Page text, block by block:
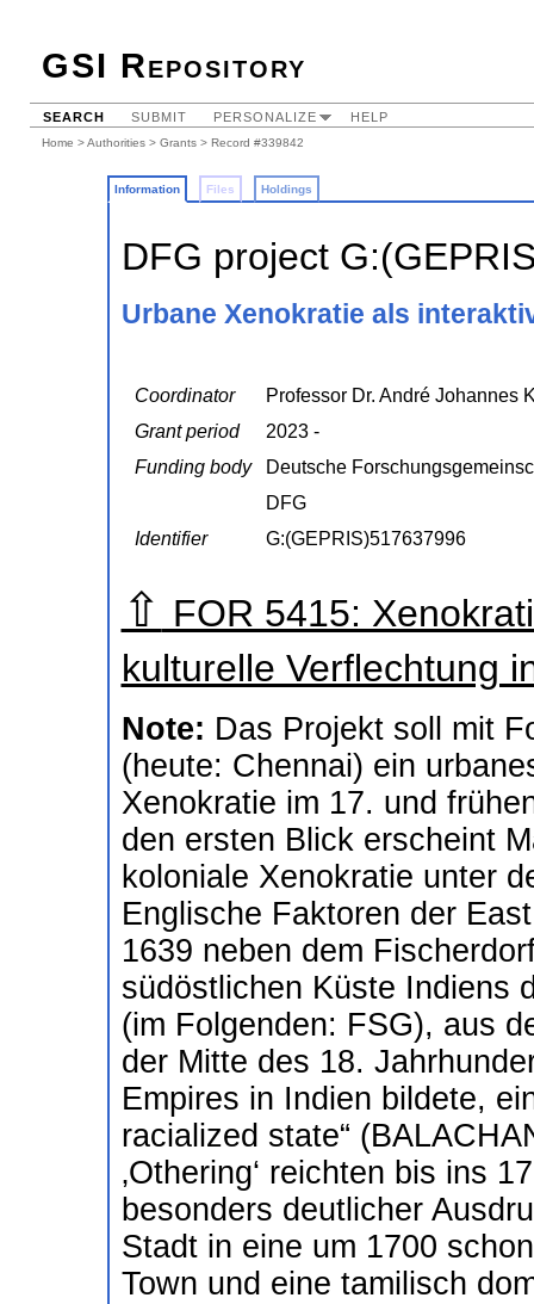
GSI Repository
SEARCH SUBMIT PERSONALIZE HELP
Home >Authorities > Grants > Record #339842
Information Files Holdings
DFG project
Urbane Xenokratie als
Coordinator
Professor Dr. André Johannes
Grant period
2023 -
Funding body
Deutsche
DFG
Identifier
G:(GEPRIS)517637996
⇧ FOR 5415:
kulturelle Verflechtung
Note: Das Projekt soll mit
(heute: Chennai) ein
Xenokratie im 17. und
den ersten Blick erscheint
koloniale Xenokratie unter
Englische Faktoren der
1639 neben dem
südöstlichen Küste Indiens
(im Folgenden: FSG), aus
der Mitte des 18.
Empires in Indien bildete,
racialized state“
‚Othering‘ reichten bis ins
besonders deutlicher
Stadt in eine um 1700
Town und eine tamilisch